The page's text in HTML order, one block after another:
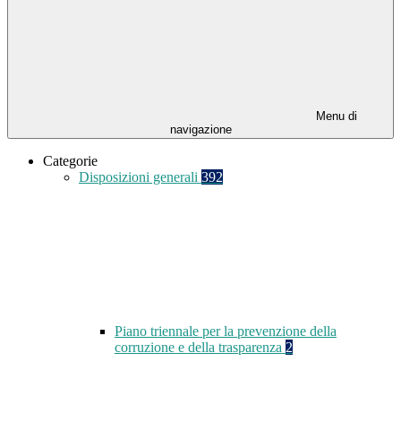
Menu di
navigazione
Categorie
Disposizioni generali 392
Piano triennale per la prevenzione della
corruzione e della trasparenza 2